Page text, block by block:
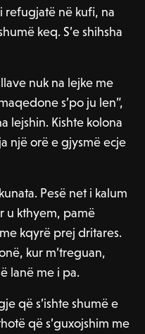
refugjatë në kufi, na
keq. S’e shihsha
nuk na lejke me
s’po ju len”,
lejshin. Kishte kolona
një orë e gjysmë ecje
Pesë net i kalum
u kthyem, pamë
kqyrë prej dritares.
kur m’treguan,
lanë me i pa.
që s’ishte shumë e
që s’guxojshim me